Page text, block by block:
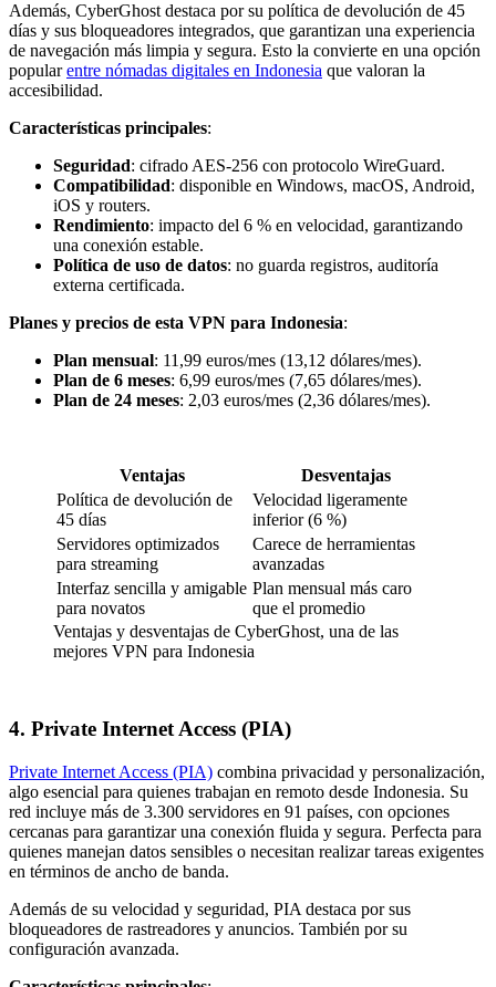
Además, CyberGhost destaca por su política de devolución de 45
días y sus bloqueadores integrados, que garantizan una experiencia
de navegación más limpia y segura. Esto la convierte en una opción
popularentre nómadas digitales en Indonesia que valoran la
accesibilidad.
Características principales:
Seguridad: cifrado AES-256 con protocolo WireGuard.
Compatibilidad: disponible en Windows, macOS, Android,
iOS y routers.
Rendimiento: impacto del 6 % en velocidad, garantizando
una conexión estable.
Política de uso de datos: no guarda registros, auditoría
externa certificada.
Planes y precios de esta VPN para Indonesia:
Plan mensual: 11,99 euros/mes (13,12 dólares/mes).
Plan de 6 meses: 6,99 euros/mes (7,65 dólares/mes).
Plan de 24 meses: 2,03 euros/mes (2,36 dólares/mes).
Ventajas
Desventajas
Política de devolución de
45 días
Velocidad ligeramente
inferior (6 %)
Servidores optimizados
para streaming
Carece de herramientas
avanzadas
Interfaz sencilla y amigable
para novatos
Plan mensual más caro
que el promedio
Ventajas y desventajas de CyberGhost, una de las
mejores VPN para Indonesia
4. Private Internet Access (PIA)
Private Internet Access (PIA) combina privacidad y personalización,
algo esencial para quienes trabajan en remoto desde Indonesia. Su
red incluye más de 3.300 servidores en 91 países, con opciones
cercanas para garantizar una conexión fluida y segura. Perfecta para
quienes manejan datos sensibles o necesitan realizar tareas exigentes
en términos de ancho de banda.
Además de su velocidad y seguridad, PIA destaca por sus
bloqueadores de rastreadores y anuncios. También por su
configuración avanzada.